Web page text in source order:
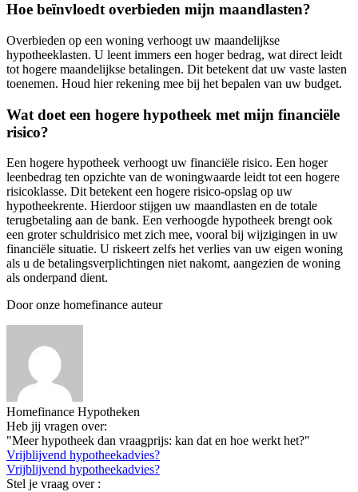
Hoe beïnvloedt overbieden mijn maandlasten?
Overbieden op een woning verhoogt uw maandelijkse
hypotheeklasten. U leent immers een hoger bedrag, wat direct leidt
tot hogere maandelijkse betalingen. Dit betekent dat uw vaste lasten
toenemen. Houd hier rekening mee bij het bepalen van uw budget.
Wat doet een hogere hypotheek met mijn financiële
risico?
Een hogere hypotheek verhoogt uw financiële risico. Een hoger
leenbedrag ten opzichte van de woningwaarde leidt tot een hogere
risicoklasse. Dit betekent een hogere risico-opslag op uw
hypotheekrente. Hierdoor stijgen uw maandlasten en de totale
terugbetaling aan de bank. Een verhoogde hypotheek brengt ook
een groter schuldrisico met zich mee, vooral bij wijzigingen in uw
financiële situatie. U riskeert zelfs het verlies van uw eigen woning
als u de betalingsverplichtingen niet nakomt, aangezien de woning
als onderpand dient.
Door onze homefinance auteur
Homefinance Hypotheken
Heb jij vragen over:
"Meer hypotheek dan vraagprijs: kan dat en hoe werkt het?"
Vrijblijvend hypotheekadvies?
Vrijblijvend hypotheekadvies?
Stel je vraag over :